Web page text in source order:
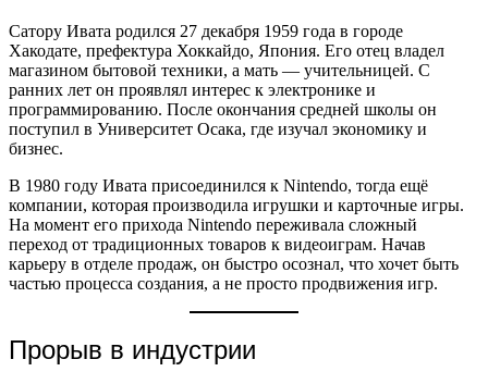
Сатору Ивата родился 27 декабря 1959 года в городе
Хакодате, префектура Хоккайдо, Япония. Его отец владел
магазином бытовой техники, а мать — учительницей. С
ранних лет он проявлял интерес к электронике и
программированию. После окончания средней школы он
поступил в Университет Осака, где изучал экономику и
бизнес.
В 1980 году Ивата присоединился к Nintendo, тогда ещё
компании, которая производила игрушки и карточные игры.
На момент его прихода Nintendo переживала сложный
переход от традиционных товаров к видеоиграм. Начав
карьеру в отделе продаж, он быстро осознал, что хочет быть
частью процесса создания, а не просто продвижения игр.
Прорыв в индустрии